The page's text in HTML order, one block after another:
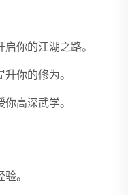
你的江湖之路。
你的修为。
高深武学。
。